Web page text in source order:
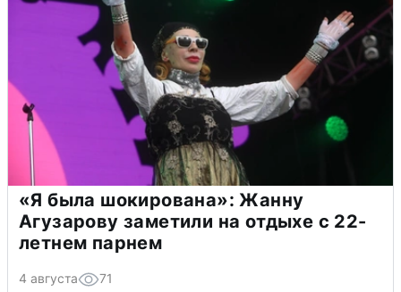
«Я была шокирована»: Жанну
Агузарову заметили на отдыхе с 22-
летнем парнем
4 августа 71